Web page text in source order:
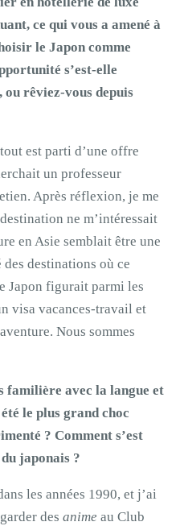
ce qui vous a amené à
le Japon comme
s’est-elle
ou rêviez-vous depuis
est parti d’une offre
un professeur
Après réflexion, je me
ne m’intéressait
en Asie semblait être une
destinations où ce
Japon figurait parmi les
visa vacances-travail et
Nous sommes
familière avec la langue et
le plus grand choc
? Comment s’est
japonais ?
les années 1990, et j’ai
des anime au Club